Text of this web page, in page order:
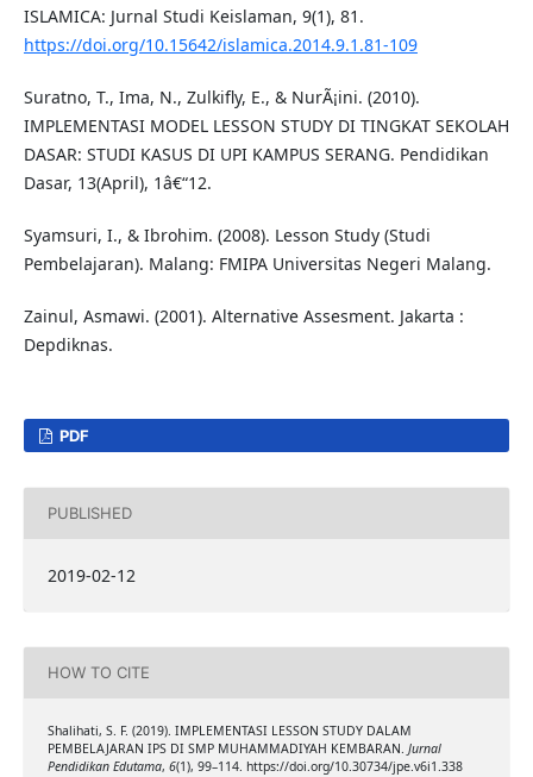
ISLAMICA: Jurnal Studi Keislaman, 9(1), 81.
https://doi.org/10.15642/islamica.2014.9.1.81-109
Suratno, T., Ima, N., Zulkifly, E., & NurÃ¡ini. (2010).
IMPLEMENTASI MODEL LESSON STUDY DI TINGKAT SEKOLAH
DASAR: STUDI KASUS DI UPI KAMPUS SERANG. Pendidikan
Dasar, 13(April), 1â€“12.
Syamsuri, I., & Ibrohim. (2008). Lesson Study (Studi
Pembelajaran). Malang: FMIPA Universitas Negeri Malang.
Zainul, Asmawi. (2001). Alternative Assesment. Jakarta :
Depdiknas.
PDF
PUBLISHED
2019-02-12
HOW TO CITE
Shalihati, S. F. (2019). IMPLEMENTASI LESSON STUDY DALAM
PEMBELAJARAN IPS DI SMP MUHAMMADIYAH KEMBARAN. Jurnal
Pendidikan Edutama, 6(1), 99–114. https://doi.org/10.30734/jpe.v6i1.338